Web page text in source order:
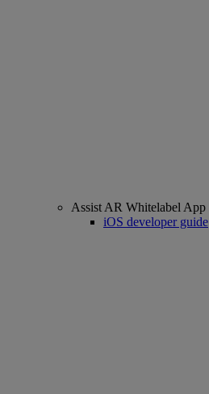
Assist AR Whitelabel App
iOS developer guide